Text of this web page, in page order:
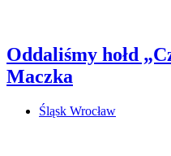
Oddaliśmy hołd
Maczka
Śląsk Wrocław